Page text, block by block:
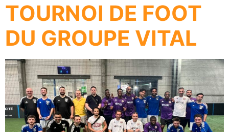
TOURNOI DE FOOT
DU GROUPE VITAL